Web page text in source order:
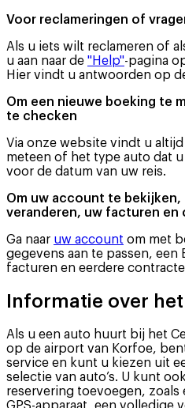
Voor reclameringen of
Als u iets wilt reclameren of
u aan naar de "Help"-pagina
Hier vindt u antwoorden op
Om een nieuwe boeking te
te checken
Via onze website vindt u
meteen of het type auto dat
voor de datum van uw reis.
Om uw account te bekijken,
veranderen, uw facturen
Ga naar uw account om met
gegevens aan te passen,
facturen en eerdere
Informatie over
Als u een auto huurt bij het
op de airport van Korfoe,
service en kunt u kiezen uit
selectie van auto’s. U kunt
reservering toevoegen, zoals
GPS-apparaat, een volledige